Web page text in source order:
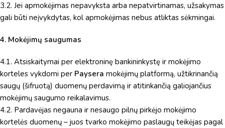
3.2. Jei apmokėjimas nepavyksta arba nepatvirtinamas, užsakymas
gali būti neįvykdytas, kol apmokėjimas nebus atliktas sėkmingai.
4. Mokėjimų saugumas
4.1. Atsiskaitymai per elektroninę bankininkystę ir mokėjimo
korteles vykdomi per Paysera mokėjimų platformą, užtikrinančią
saugų (šifruotą) duomenų perdavimą ir atitinkančią galiojančius
mokėjimų saugumo reikalavimus.
4.2. Pardavėjas negauna ir nesaugo pilnų pirkėjo mokėjimo
kortelės duomenų – juos tvarko mokėjimo paslaugų teikėjas pagal